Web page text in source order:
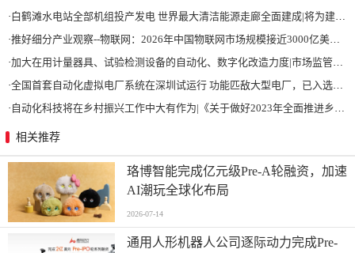
·白鹤滩水电站全部机组投产发电 世界最大清洁能源走廊全面建成|将为建设新型能源体系、保障国家能源安全、实现“双碳”目标提供有力支撑
·推好细分产业观察--物联网：2026年中国物联网市场规模接近3000亿美元 智慧工厂、智慧城市、智慧电网等将占60%以上
·加大在用计量器具、试验检测设备的自动化、数字化改造力度|市场监管总局 工业和信息化部 关于促进企业计量能力提升的指导意见
·全国首套自动化虚拟电厂系统在深圳试运行 功能匹敌大型电厂，已入选国际典型案例
· 自动化科技将在乡村振兴工作中大有作为|《关于做好2023年全面推进乡村振兴重点工作的意见》发布
相关推荐
珞博智能完成亿元级Pre-A轮融资，加速
AI潮玩全球化布局
2026-07-14
通用人形机器人公司逐际动力完成Pre-